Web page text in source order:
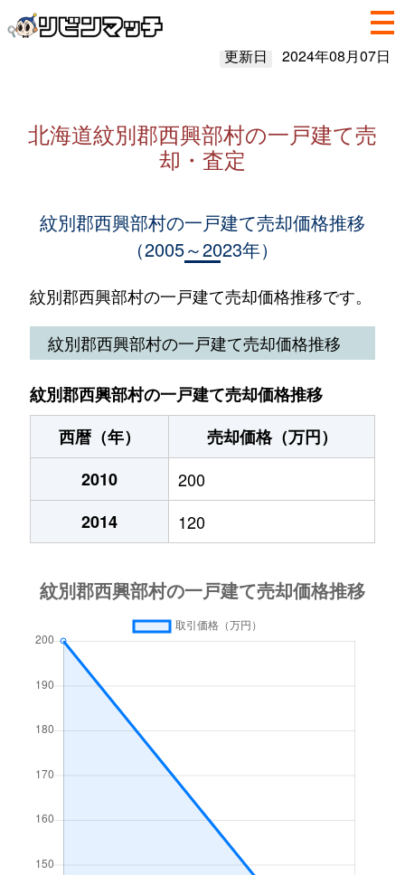
更新日 2024年08月07日
北海道紋別郡西興部村の一戸建て売
却・査定
紋別郡西興部村の一戸建て売却価格推移
（2005～2023年）
紋別郡西興部村の一戸建て売却価格推移です。
紋別郡西興部村の一戸建て売却価格推移
紋別郡西興部村の一戸建て売却価格推移
西暦（年）
売却価格（万円）
2010
200
2014
120